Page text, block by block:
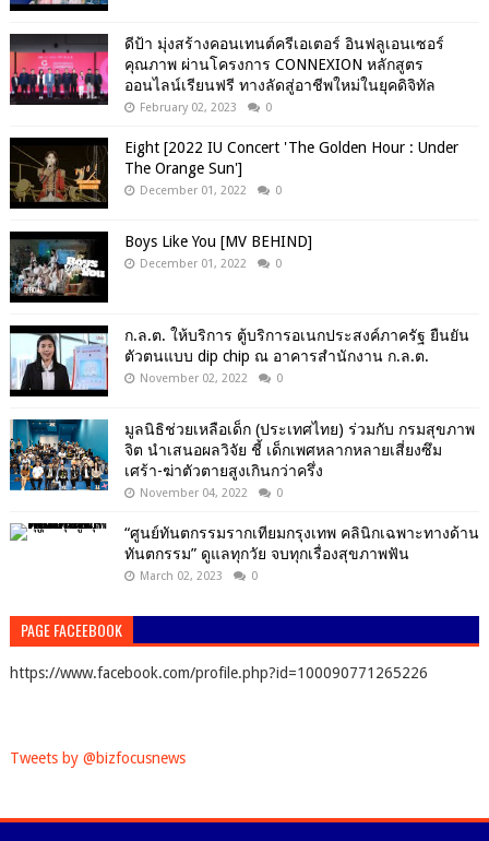
ดีป้า มุ่งสร้างคอนเทนต์ครีเอเตอร์ อินฟลูเอนเซอร์
คุณภาพ ผ่านโครงการ CONNEXION หลักสูตร
ออนไลน์เรียนฟรี ทางลัดสู่อาชีพใหม่ในยุคดิจิทัล
February 02, 2023 0
Eight [2022 IU Concert 'The Golden Hour : Under
The Orange Sun']
December 01, 2022 0
Boys Like You [MV BEHIND]
December 01, 2022 0
ก.ล.ต. ให้บริการ ตู้บริการอเนกประสงค์ภาครัฐ ยืนยัน
ตัวตนแบบ dip chip ณ อาคารสำนักงาน ก.ล.ต.
November 02, 2022 0
มูลนิธิช่วยเหลือเด็ก (ประเทศไทย) ร่วมกับ กรมสุขภาพ
จิต นำเสนอผลวิจัย ชี้ เด็กเพศหลากหลายเสี่ยงซึม
เศร้า-ฆ่าตัวตายสูงเกินกว่าครึ่ง
November 04, 2022 0
“ศูนย์ทันตกรรมรากเทียมกรุงเทพ คลินิกเฉพาะทางด้าน
ทันตกรรม” ดูแลทุกวัย จบทุกเรื่องสุขภาพฟัน
March 02, 2023 0
PAGE FACEEBOOK
https://www.facebook.com/profile.php?id=100090771265226
Tweets by @bizfocusnews